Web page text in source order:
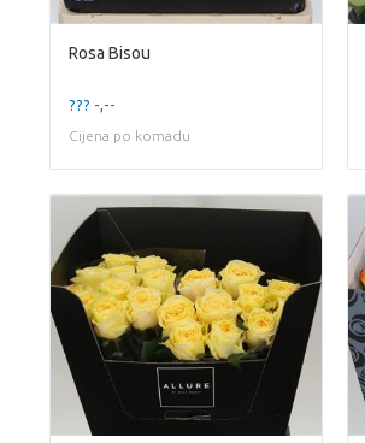
Rosa Bisou
??? -,--
Cijena po komadu